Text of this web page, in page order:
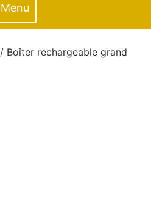
Menu
/ Boîter rechargeable grand